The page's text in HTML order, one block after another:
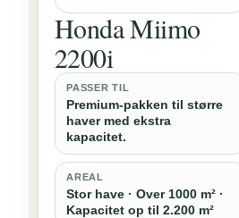
Honda Miimo
2200i
PASSER TIL
Premium-pakken til større
haver med ekstra
kapacitet.
AREAL
Stor have · Over 1000 m² ·
Kapacitet op til 2.200 m²